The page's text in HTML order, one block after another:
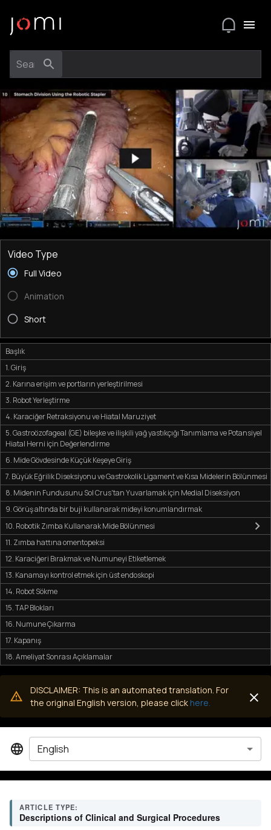
Video Type
Full Video
Animation
Short
Başlık
1. Giriş
2. Karına erişim ve portların yerleştirilmesi
3. Robot Yerleştirme
4. Karaciğer Retraksiyonu ve Hiatal Maruziyet
5. Gastroözofageal (GE) bileşke ve ilişkili yağ yastıkçığı Tanımlama ve Potansiyel
Hiatal Herni için Değerlendirme
6. Mide Gövdesinde Küçük Keşeye Giriş
7. Büyük Eğrilik Diseksiyonu ve Gastrokolik Ligament ve Kısa Midelerin Bölünmesi
8. Midenin Fundusunu Sol Crus'tan Yuvarlamak için Medial Diseksiyon
9. Görüş altında bir buji kullanarak mideyi konumlandırmak
10. Robotik Zımba Kullanarak Mide Bölünmesi
11. Zımba hattına omentopeksi
12. Karaciğeri Bırakmak ve Numuneyi Etiketlemek
13. Kanamayı kontrol etmek için üst endoskopi
14. Robot Sökme
15. TAP Blokları
16. Numune Çıkarma
17. Kapanış
18. Ameliyat Sonrası Açıklamalar
DISCLAIMER: This is an automated translation. For
the original English version, please click here.
ARTICLE TYPE:
Descriptions of Clinical and Surgical Procedures
English